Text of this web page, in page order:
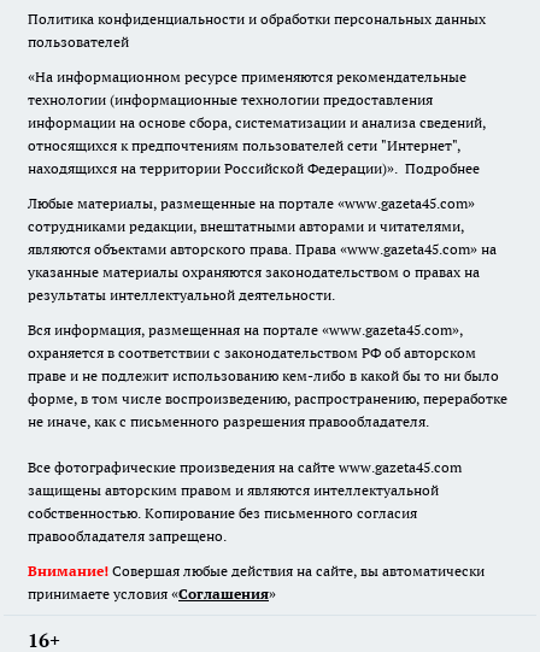
Политика конфиденциальности и обработки персональных данных
пользователей
«На информационном ресурсе применяются рекомендательные
технологии (информационные технологии предоставления
информации на основе сбора, систематизации и анализа сведений,
относящихся к предпочтениям пользователей сети "Интернет",
находящихся на территории Российской Федерации)». Подробнее
Любые материалы, размещенные на портале «www.gazeta45.com»
сотрудниками редакции, внештатными авторами и читателями,
являются объектами авторского права. Права «www.gazeta45.com» на
указанные материалы охраняются законодательством о правах на
результаты интеллектуальной деятельности.
Вся информация, размещенная на портале «www.gazeta45.com»,
охраняется в соответствии с законодательством РФ об авторском
праве и не подлежит использованию кем-либо в какой бы то ни было
форме, в том числе воспроизведению, распространению, переработке
не иначе, как с письменного разрешения правообладателя.
Все фотографические произведения на сайте www.gazeta45.com
защищены авторским правом и являются интеллектуальной
собственностью. Копирование без письменного согласия
правообладателя запрещено.
Внимание! Совершая любые действия на сайте, вы автоматически
принимаете условия «Cоглашения»
16+